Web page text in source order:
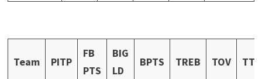
Team PITP
FB
PTS
BIG
LD
BPTS TREB TOV